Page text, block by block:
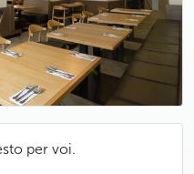
per voi.